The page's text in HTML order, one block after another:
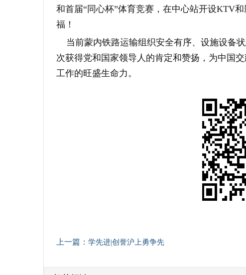
和首届“同心杯”体育竞赛，在中心站开设KTV和
福！
当前蒙内铁路运输组织安全有序、设施设备
次获得党和国家领导人的肯定和赞扬，为中国
工作的旺盛生命力。
上一篇： 学先进|创誉沪上勇争先